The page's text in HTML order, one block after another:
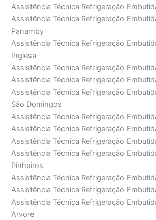
Assistência Técnica Refrigeração
Assistência Técnica Refrigeração
Panamby
Assistência Técnica Refrigeração
Inglesa
Assistência Técnica Refrigeração
Assistência Técnica Refrigeração
Assistência Técnica Refrigeração
São Domingos
Assistência Técnica Refrigeração
Assistência Técnica Refrigeração
Assistência Técnica Refrigeração
Assistência Técnica Refrigeração
Pinheiros
Assistência Técnica Refrigeração
Assistência Técnica Refrigeração
Assistência Técnica Refrigeração
Árvore